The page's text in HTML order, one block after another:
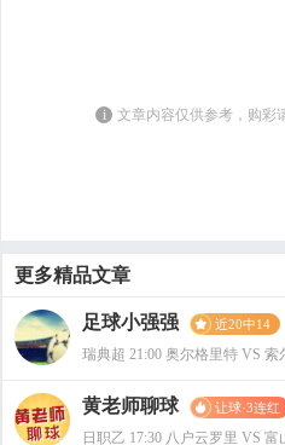
i 文章内容仅供参考，购彩
更多精品文章
足球小强强 近20中14
瑞典超 21:00 奥尔格里特 VS 索
黄老师聊球 让球·3连红
日职乙 17:30 八户云罗里 VS 富